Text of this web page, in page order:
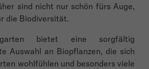
sind nicht nur schön fürs Auge,
die Biodiversität.
bietet eine sorgfältig
Auswahl an Biopflanzen, die sich
wohlfühlen und besonders viele